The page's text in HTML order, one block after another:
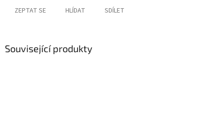
ZEPTAT SE HLÍDAT SDÍLET
Související produkty